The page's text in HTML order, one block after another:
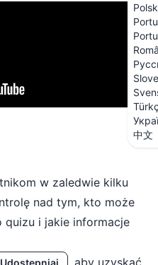
中文
w zaledwie kilku
nad tym, kto może
i jakie informacje
, aby uzyskać